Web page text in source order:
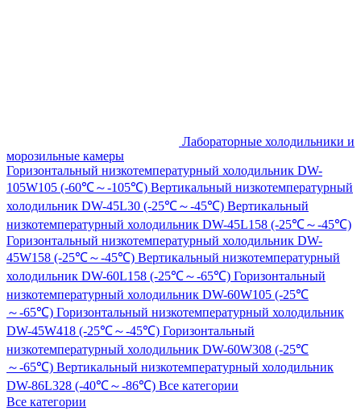
Лабораторные холодильники и
морозильные камеры
Горизонтальный низкотемпературный холодильник DW-
105W105 (-60℃～-105℃) Вертикальный низкотемпературный
холодильник DW-45L30 (-25℃～-45℃) Вертикальный
низкотемпературный холодильник DW-45L158 (-25℃～-45℃)
Горизонтальный низкотемпературный холодильник DW-
45W158 (-25℃～-45℃) Вертикальный низкотемпературный
холодильник DW-60L158 (-25℃～-65℃) Горизонтальный
низкотемпературный холодильник DW-60W105 (-25℃
～-65℃) Горизонтальный низкотемпературный холодильник
DW-45W418 (-25℃～-45℃) Горизонтальный
низкотемпературный холодильник DW-60W308 (-25℃
～-65℃) Вертикальный низкотемпературный холодильник
DW-86L328 (-40℃～-86℃) Все категории
Все категории